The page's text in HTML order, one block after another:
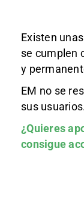
Existen unas
se cumplen
y
EM no se
sus
¿Quieres
consigue